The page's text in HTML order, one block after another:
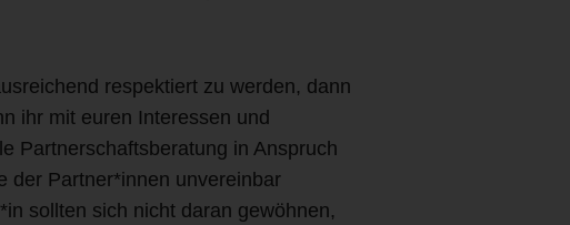
respektiert zu werden, dann
ihr mit euren Interessen und
Partnerschaftsberatung in Anspruch
der Partner*innen unvereinbar
sollten sich nicht daran gewöhnen,